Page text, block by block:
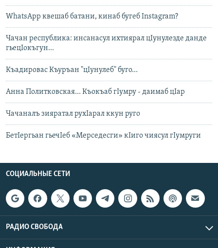
WhatsApp квешаб батани, кинаб бугеб Instagram?
Чачан республика: инсанасул ихтиярал цIунулезде данде
гьецІокъгун...
Къадировас Къуръан "цIунулеб" буго...
Анна Политковская... Къокъаб гIумру - даимаб цIар
Чачаналъ зияратал рухIарал ккун руго
БетIергьан гьечIеб «Мерседесги» кIиго чиясул гIумруги
СОЦИАЛЬНЫЕ СЕТИ
РАДИО СВОБОДА